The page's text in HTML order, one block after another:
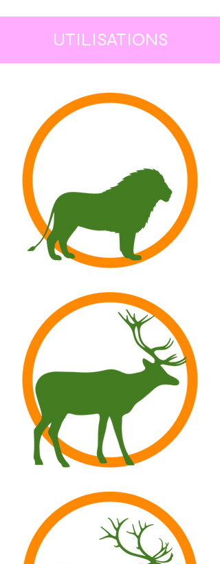
UTILISATIONS